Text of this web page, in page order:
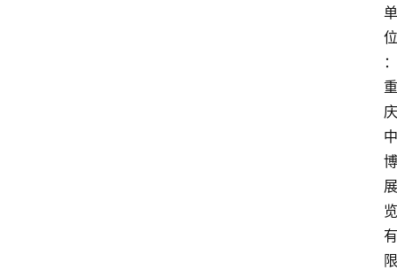
单
位
：
重
庆
中
博
展
览
有
限